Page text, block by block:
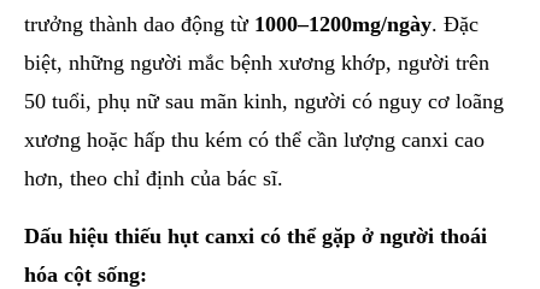
trưởng thành dao động từ 1000–1200mg/ngày. Đặc
biệt, những người mắc bệnh xương khớp, người trên
50 tuổi, phụ nữ sau mãn kinh, người có nguy cơ loãng
xương hoặc hấp thu kém có thể cần lượng canxi cao
hơn, theo chỉ định của bác sĩ.
Dấu hiệu thiếu hụt canxi có thể gặp ở người thoái
hóa cột sống: